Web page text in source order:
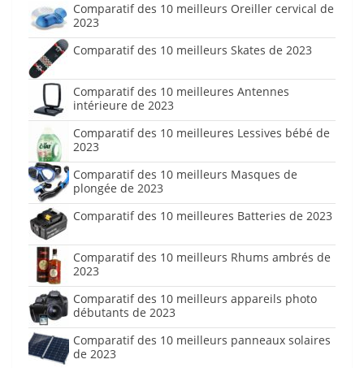
Comparatif des 10 meilleurs Oreiller cervical de
2023
Comparatif des 10 meilleurs Skates de 2023
Comparatif des 10 meilleures Antennes
intérieure de 2023
Comparatif des 10 meilleures Lessives bébé de
2023
Comparatif des 10 meilleurs Masques de
plongée de 2023
Comparatif des 10 meilleures Batteries de 2023
Comparatif des 10 meilleurs Rhums ambrés de
2023
Comparatif des 10 meilleurs appareils photo
débutants de 2023
Comparatif des 10 meilleurs panneaux solaires
de 2023